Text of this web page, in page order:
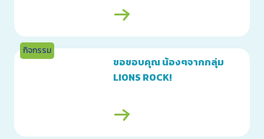
เชียงใหม่
กิจกรรม
ขอขอบคุณ น้องๆจากกลุ่ม
LIONS ROCK!